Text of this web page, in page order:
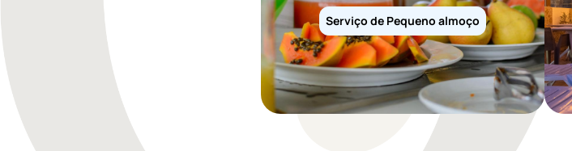
Serviço de Pequeno almoço